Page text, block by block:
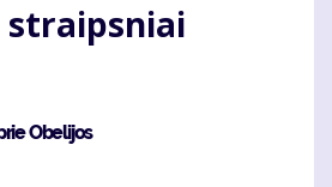
straipsniai
Obelijos